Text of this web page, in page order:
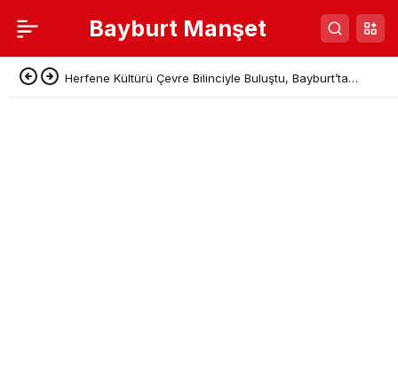
Bayburt Manşet
Herfene Kültürü Çevre Bilinciyle Buluştu, Bayburt’ta